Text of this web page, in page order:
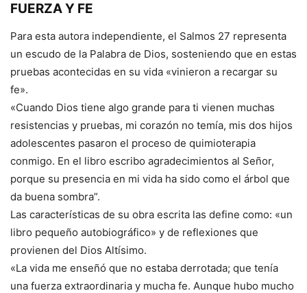
FUERZA Y FE
Para esta autora independiente, el Salmos 27 representa
un escudo de la Palabra de Dios, sosteniendo que en estas
pruebas acontecidas en su vida «vinieron a recargar su
fe».
«Cuando Dios tiene algo grande para ti vienen muchas
resistencias y pruebas, mi corazón no temía, mis dos hijos
adolescentes pasaron el proceso de quimioterapia
conmigo. En el libro escribo agradecimientos al Señor,
porque su presencia en mi vida ha sido como el árbol que
da buena sombra”.
Las características de su obra escrita las define como: «un
libro pequeño autobiográfico» y de reflexiones que
provienen del Dios Altísimo.
«La vida me enseñó que no estaba derrotada; que tenía
una fuerza extraordinaria y mucha fe. Aunque hubo mucho